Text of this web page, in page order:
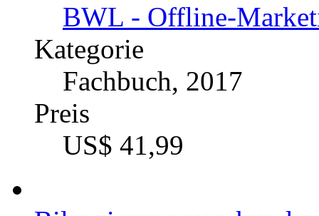
Fach
BWL - Offline-
Kategorie
Fachbuch, 2017
Preis